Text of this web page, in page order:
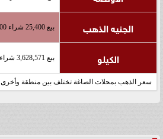
الجنيه الذهب بيع 25,400 شراء 25,800
الكيلو بيع 3,628,571 شراء 3,685,714
سعر الذهب بمحلات الصاغة تختلف بين منطقة وأخرى